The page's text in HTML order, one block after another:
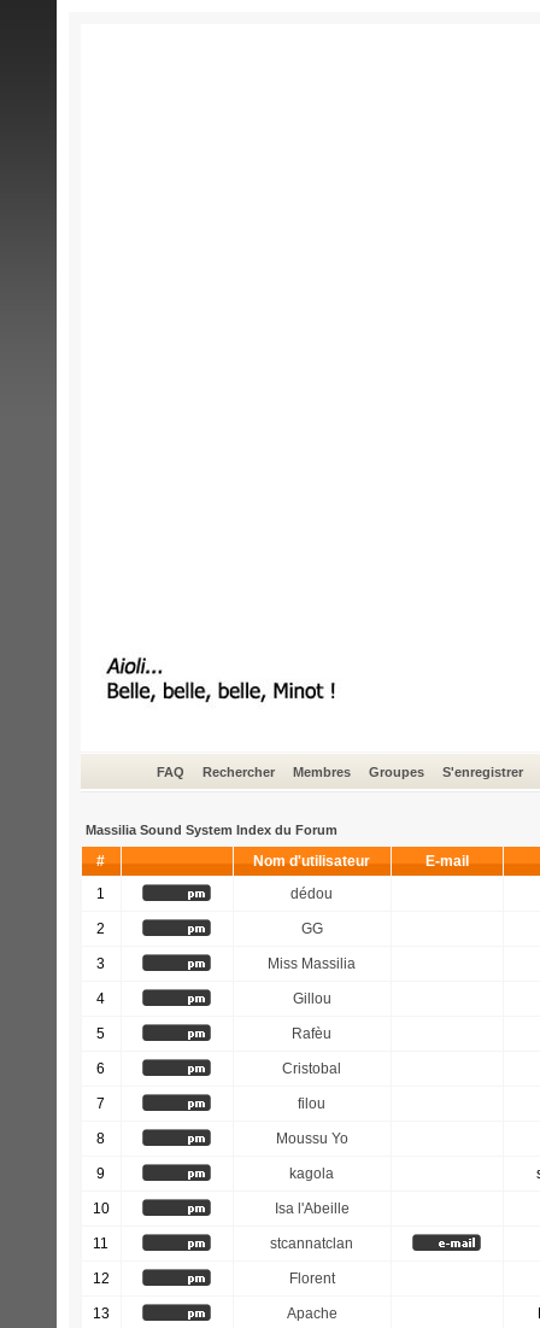
FAQ Rechercher Membres Groupes S'enregistrer
Massilia Sound System Index du Forum
# Nom d'utilisateur
E-mail
1
dédou
2 GG
3 Miss Massilia
4 Gillou
5 Rafèu
6 Cristobal
7 filou
8 Moussu Yo
9 kagola
10 Isa l'Abeille
11 stcannatclan
12 Florent
13 Apache